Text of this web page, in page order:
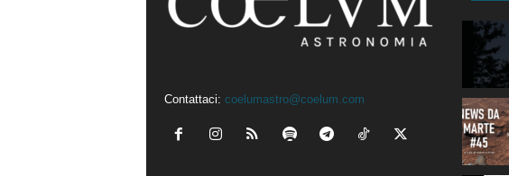
Contattaci: coelumastro@coelum.com